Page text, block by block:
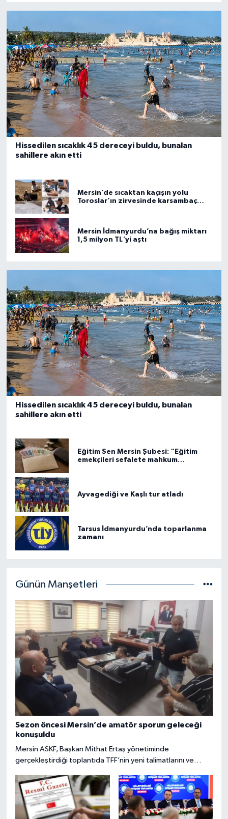
Hissedilen sıcaklık 45 dereceyi buldu, bunalan
sahillere akın etti
Mersin’de sıcaktan kaçışın yolu
Toroslar’ın zirvesinde karsambaç
Mersin İdmanyurdu’na bağış miktarı
1,5 milyon TL'yi aştı
Hissedilen sıcaklık 45 dereceyi buldu, bunalan
sahillere akın etti
Eğitim Sen Mersin Şubesi: “Eğitim
emekçileri sefalete mahkum
Ayvagediği ve Kaşlı tur atladı
Tarsus İdmanyurdu’nda toparlanma
zamanı
Günün Manşetleri
Sezon öncesi Mersin’de amatör sporun geleceği
konuşuldu
Mersin ASKF, Başkan Mithat Ertaş yönetiminde
gerçekleştirdiği toplantıda TFF’nin yeni talimatlarını ve
sezon öncesi kentin amatör spor ailesine centilmenlik ve
başarı dilekleriyle dolu güçlü bir birliktelik mesajı verdi.